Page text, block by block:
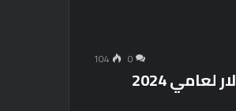
0
104
أفضل سيارات الكوبيه التي تقل قيمتها عن 100 ألف دولار لعامي 2024